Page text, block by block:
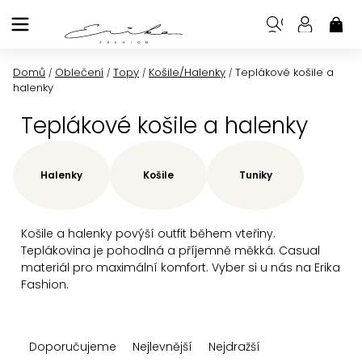
na
Domů / Oblečení / Topy / Košile/Halenky / Teplákové košile a
halenky
Teplákové košile a halenky
Košile a halenky povýší outfit během vteřiny.
Teplákovina je pohodlná a příjemně měkká. Casual
materiál pro maximální komfort. Vyber si u nás na Erika
Fashion.
Halenky Košile Tuniky
aDoporučujeme Nejlevnější
Nejdražší